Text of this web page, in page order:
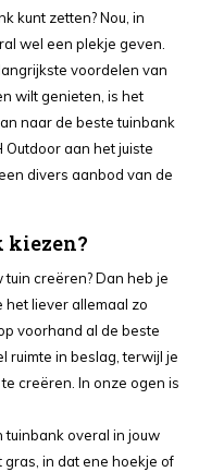
kunt zetten? Nou, in
wel een plekje geven.
voordelen van
wilt genieten, is het
naar de beste tuinbank
Outdoor aan het juiste
divers aanbod van de
kiezen?
creëren? Dan heb je
liever allemaal zo
voorhand al de beste
ruimte in beslag, terwijl je
creëren. In onze ogen is
tuinbank overal in jouw
gras, in dat ene hoekje of